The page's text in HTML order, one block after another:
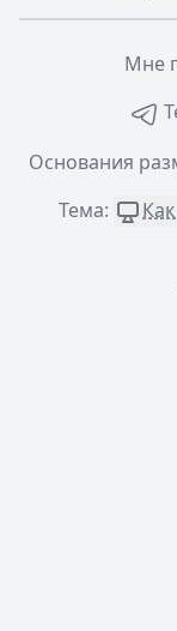
Мне
Основания
Тема: